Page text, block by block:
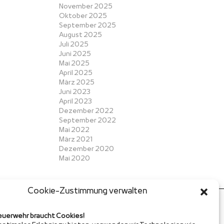
Cookie-Zustimmung verwalten
braucht Cookies!
November 2025
Oktober 2025
September 2025
August 2025
Juli 2025
Juni 2025
Mai 2025
April 2025
März 2025
Juni 2023
April 2023
Dezember 2022
September 2022
Mai 2022
März 2021
Dezember 2020
Mai 2020